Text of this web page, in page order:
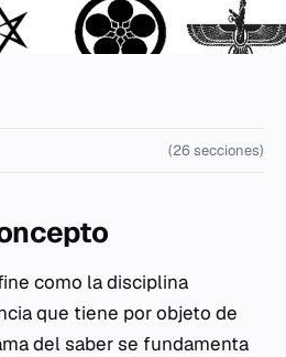
(26 secciones)
como la disciplina
que tiene por objeto de
del saber se fundamenta